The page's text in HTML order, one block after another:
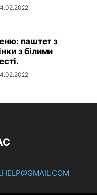
паштет з
з білими